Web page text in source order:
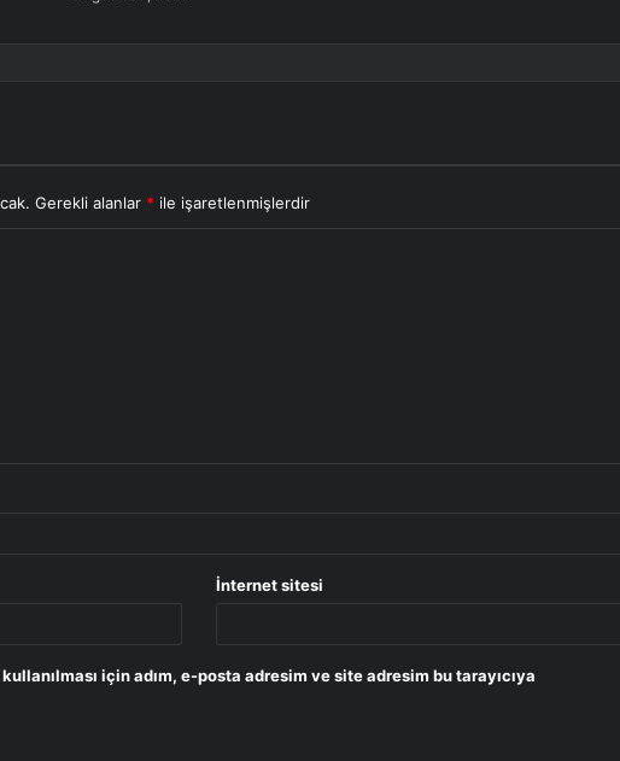
Gerekli alanlar * ile işaretlenmişlerdir
İnternet sitesi
için adım, e-posta adresim ve site adresim bu tarayıcıya